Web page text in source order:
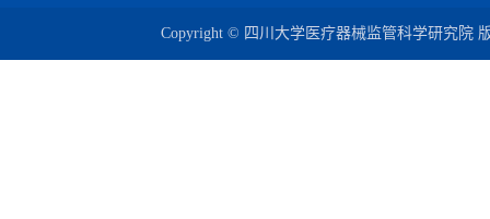
Copyright © 四川大学医疗器械监管科学研究院